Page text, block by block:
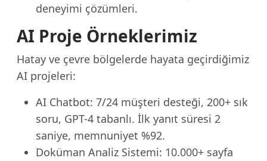
deneyimi çözümleri.
AI Proje Örneklerimiz
Hatay ve çevre bölgelerde hayata geçirdiğimiz
AI projeleri:
AI Chatbot: 7/24 müşteri desteği, 200+ sık
soru, GPT-4 tabanlı. İlk yanıt süresi 2
saniye, memnuniyet %92.
Doküman Analiz Sistemi: 10.000+ sayfa